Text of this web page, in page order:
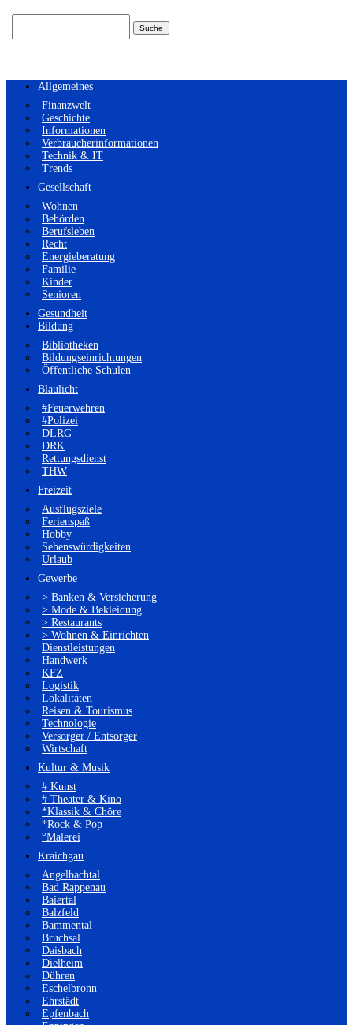
Allgemeines
Finanzwelt
Geschichte
Informationen
Verbraucherinformationen
Technik & IT
Trends
Gesellschaft
Wohnen
Behörden
Berufsleben
Recht
Energieberatung
Familie
Kinder
Senioren
Gesundheit
Bildung
Bibliotheken
Bildungseinrichtungen
Öffentliche Schulen
Blaulicht
#Feuerwehren
#Polizei
DLRG
DRK
Rettungsdienst
THW
Freizeit
Ausflugsziele
Ferienspaß
Hobby
Sehenswürdigkeiten
Urlaub
Gewerbe
> Banken & Versicherung
> Mode & Bekleidung
> Restaurants
> Wohnen & Einrichten
Dienstleistungen
Handwerk
KFZ
Logistik
Lokalitäten
Reisen & Tourismus
Technologie
Versorger / Entsorger
Wirtschaft
Kultur & Musik
# Kunst
# Theater & Kino
*Klassik & Chöre
*Rock & Pop
°Malerei
Kraichgau
Angelbachtal
Bad Rappenau
Baiertal
Balzfeld
Bammental
Bruchsal
Daisbach
Dielheim
Dühren
Eschelbronn
Ehrstädt
Epfenbach